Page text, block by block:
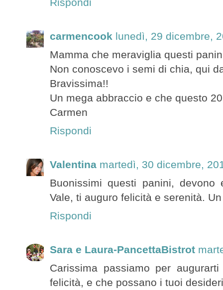
carmencook lunedì, 29 dicembre,
Mamma che meraviglia questi
Non conoscevo i semi di chia, qui
Bravissima!!
Un mega abbraccio e che questo
Carmen
Rispondi
Valentina martedì, 30 dicembre,
Buonissimi questi panini,
Vale, ti auguro felicità e serenità.
Rispondi
Sara e Laura-PancettaBistrot
Carissima passiamo per
felicità, e che possano i tuoi